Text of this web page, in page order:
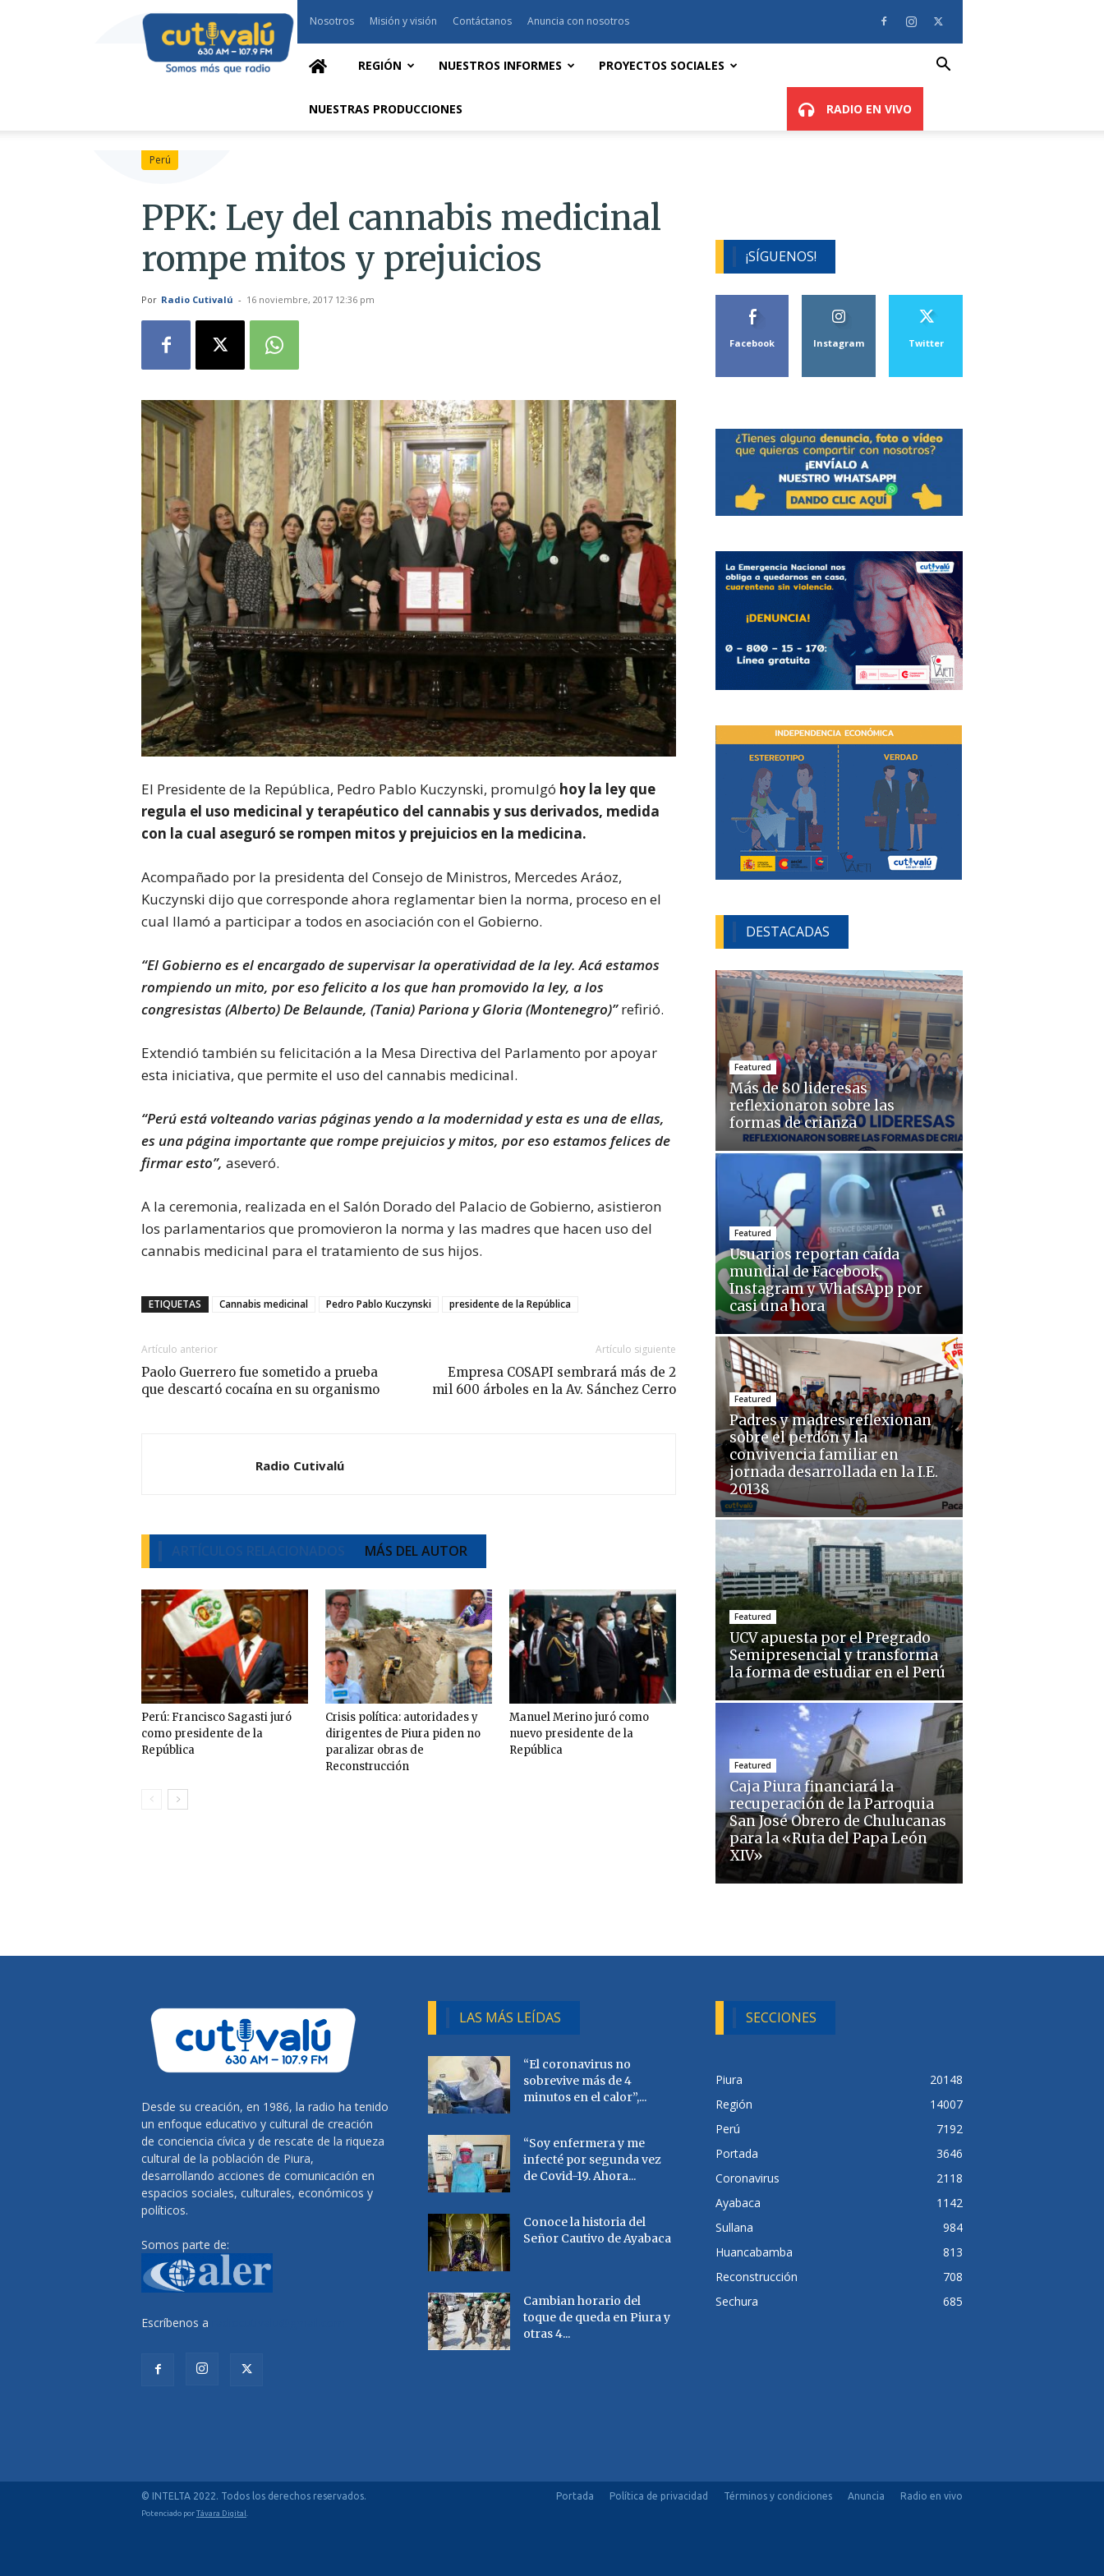
Cutivalú
Piura
Nosotros Misión y visión Contáctanos Anuncia con nosotros
REGIÓN NUESTROS INFORMES PROYECTOS SOCIALES
NUESTRAS PRODUCCIONES RADIO EN VIVO
Perú
PPK: Ley del cannabis medicinal
rompe mitos y prejuicios
Por Radio Cutivalú - 16 noviembre, 2017 12:36 pm
El Presidente de la República, Pedro Pablo Kuczynski, promulgó hoy la ley que
regula el uso medicinal y terapéutico del cannabis y sus derivados, medida
con la cual aseguró se rompen mitos y prejuicios en la medicina.
Acompañado por la presidenta del Consejo de Ministros, Mercedes Aráoz,
Kuczynski dijo que corresponde ahora reglamentar bien la norma, proceso en el
cual llamó a participar a todos en asociación con el Gobierno.
“El Gobierno es el encargado de supervisar la operatividad de la ley. Acá estamos
rompiendo un mito, por eso felicito a los que han promovido la ley, a los
congresistas (Alberto) De Belaunde, (Tania) Pariona y Gloria (Montenegro)”refirió.
Extendió también su felicitación a la Mesa Directiva del Parlamento por apoyar
esta iniciativa, que permite el uso del cannabis medicinal.
“Perú está volteando varias páginas yendo a la modernidad y esta es una de ellas,
es una página importante que rompe prejuicios y mitos, por eso estamos felices de
firmar esto”, aseveró.
A la ceremonia, realizada en el Salón Dorado del Palacio de Gobierno, asistieron
los parlamentarios que promovieron la norma y las madres que hacen uso del
cannabis medicinal para el tratamiento de sus hijos.
ETIQUETAS Cannabis medicinal Pedro Pablo Kuczynski presidente de la República
Artículo anterior
Paolo Guerrero fue sometido a prueba
que descartó cocaína en su organismo
Artículo siguiente
Empresa COSAPI sembrará más de 2
mil 600 árboles en la Av. Sánchez Cerro
Radio Cutivalú
ARTÍCULOS RELACIONADOS MÁS DEL AUTOR
Perú: Francisco Sagasti juró
como presidente de la
República
Crisis política: autoridades y
dirigentes de Piura piden no
paralizar obras de
Reconstrucción
Manuel Merino juró como
nuevo presidente de la
República
¡SÍGUENOS!
DESTACADAS
Featured
Más de 80 lideresas
reflexionaron sobre las
formas de crianza
Featured
Usuarios reportan caída
mundial de Facebook,
Instagram y WhatsApp por
casi una hora
Featured
Padres y madres reflexionan
sobre el perdón y la
convivencia familiar en
jornada desarrollada en la I.E.
20138
Featured
UCV apuesta por el Pregrado
Semipresencial y transforma
la forma de estudiar en el Perú
Featured
Caja Piura financiará la
recuperación de la Parroquia
San José Obrero de Chulucanas
para la «Ruta del Papa León
XIV»
Desde su creación, en 1986, la radio ha tenido
un enfoque educativo y cultural de creación
de conciencia cívica y de rescate de la riqueza
cultural de la población de Piura,
desarrollando acciones de comunicación en
espacios sociales, culturales, económicos y
políticos.
Somos parte de:
Escríbenos a
LAS MÁS LEÍDAS
“El coronavirus no
sobrevive más de 4
minutos en el calor”,...
“Soy enfermera y me
infecté por segunda vez
de Covid-19. Ahora...
Conoce la historia del
Señor Cautivo de Ayabaca
Cambian horario del
toque de queda en Piura y
otras 4...
SECCIONES
Piura
20148
Región
14007
Perú
7192
Portada
3646
Coronavirus
2118
Ayabaca
1142
Sullana
984
Huancabamba
813
Reconstrucción
708
Sechura
685
Portada Política de privacidad Términos y condiciones Anuncia Radio en vivo
© INTELTA 2022. Todos los derechos reservados.
Potenciado porTávara Digital